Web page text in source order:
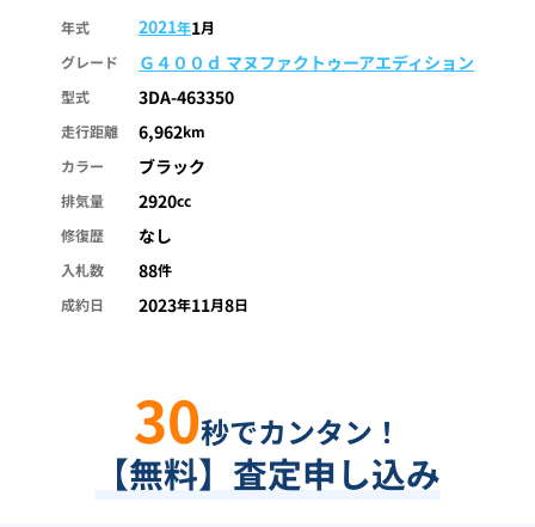
年式 2021年1月
グレード
Ｇ４００ｄ マヌファクトゥーアエディション
型式 3DA-463350
走行距離 6,962km
カラー
ブラック
排気量 2920cc
修復歴
なし
入札数 88件
成約日
2023年11月8日
30秒でカンタン！
【無料】査定申し込み